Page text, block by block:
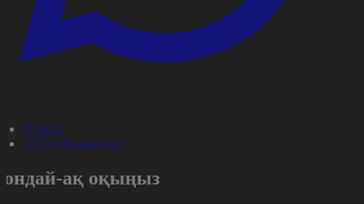
#Спорт
#«Таза Қазақстан»
ақ оқыңыз